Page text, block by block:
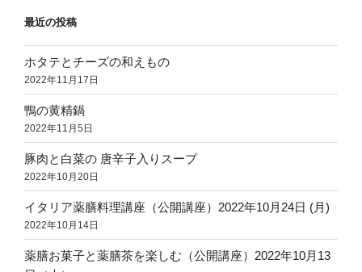
最近の投稿
ホタテとチーズの和えもの
2022年11月17日
鴨の黄精鍋
2022年11月5日
豚肉と白菜の 唐辛子入りスープ
2022年10月20日
イタリア薬膳料理講座（公開講座）2022年10月24日 (月)
2022年10月14日
薬膳お菓子と薬膳茶を楽しむ（公開講座）2022年10月13